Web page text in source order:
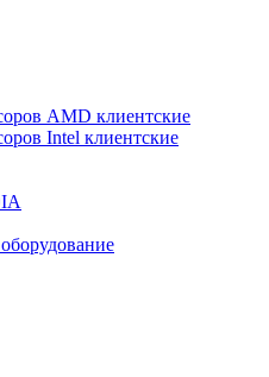
AMD клиентские
Intel клиентские